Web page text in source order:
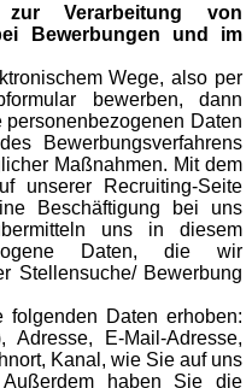
Verarbeitung von
Bewerbungen und im
Wege, also per
bewerben, dann
Daten
Bewerbungsverfahrens
Maßnahmen. Mit dem
unserer Recruiting-Seite
Beschäftigung bei uns
uns in diesem
Daten, die wir
Stellensuche/ Bewerbung
folgenden Daten erhoben:
Adresse, E-Mail-Adresse,
Kanal, wie Sie auf uns
haben Sie die